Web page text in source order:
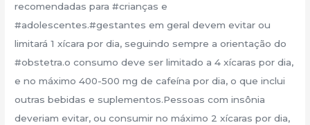
recomendadas para #crianças e
#adolescentes.#gestantes em geral devem evitar ou
limitará 1 xícara por dia, seguindo sempre a orientação do
#obstetra.o consumo deve ser limitado a 4 xícaras por dia,
e no máximo 400-500 mg de cafeína por dia, o que inclui
outras bebidas e suplementos.Pessoas com insônia
deveriam evitar, ou consumir no máximo 2 xícaras por dia,